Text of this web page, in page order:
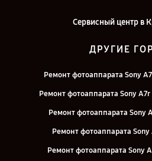
Сервисный центр в
ДРУГИЕ
Ремонт фотоаппарата Sony
Ремонт фотоаппарата Sony
Ремонт фотоаппарата Sony
Ремонт фотоаппарата
Ремонт фотоаппарата Sony